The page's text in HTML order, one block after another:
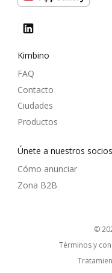
Kimbino
FAQ
Contacto
Ciudades
Productos
Únete a nuestros socios
Cómo anunciar
Zona B2B
©
Términos y